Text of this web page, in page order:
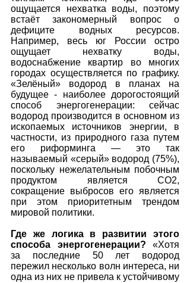
ощущается нехватка воды, поэтому
встаёт закономерный вопрос о
дефиците водных ресурсов.
Например, весь юг России остро
ощущает нехватку воды,
водоснабжение квартир во многих
городах осуществляется по графику.
«Зелёный» водород в планах на
будущее - наиболее дорогостоящий
способ энергогенерации: сейчас
водород производится в основном из
ископаемых источников энергии, в
частности, из природного газа путем
его риформинга — это так
называемый «серый» водород (75%),
поскольку нежелательным побочным
продуктом является СО2,
сокращение выбросов его является
при этом приоритетным трендом
мировой политики.
Где же логика в развитии этого
способа энергогенерации? «Хотя
за последние 50 лет водород
пережил несколько волн интереса, ни
одна из них не привела к устойчивому